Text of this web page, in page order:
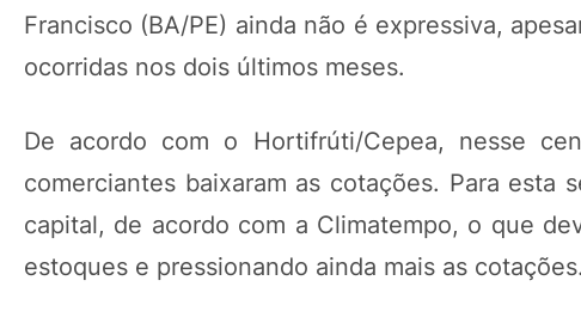
Francisco (BA/PE) ainda não é expressiva,
ocorridas nos dois últimos meses.
De acordo com o Hortifrúti/Cepea, nesse
comerciantes baixaram as cotações. Para esta
capital, de acordo com a Climatempo, o que
estoques e pressionando ainda mais as cotações.